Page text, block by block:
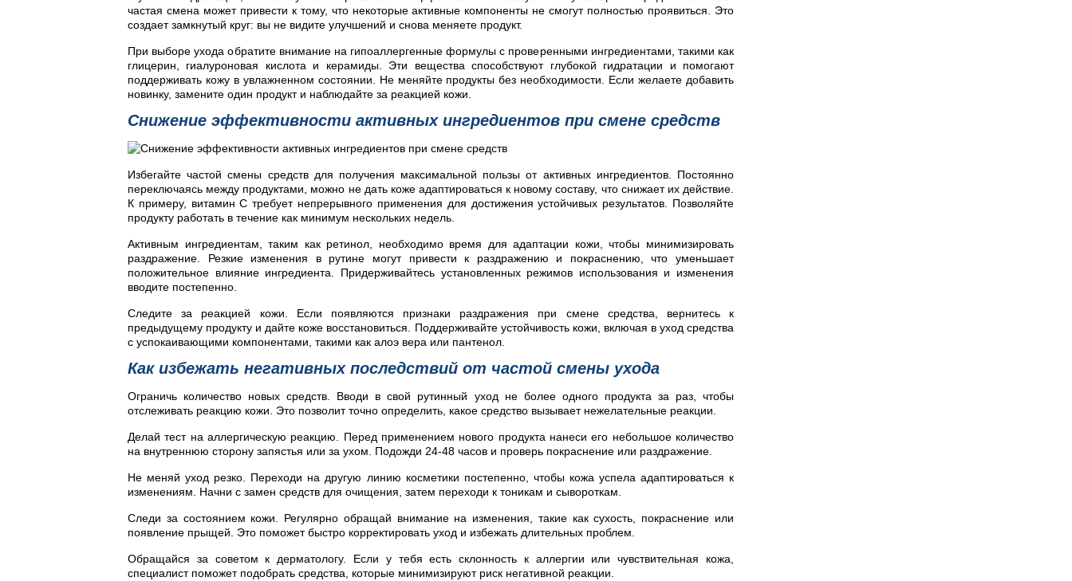
частая смена может привести к тому, что некоторые активные компоненты не смогут полностью проявиться. Это
создает замкнутый круг: вы не видите улучшений и снова меняете продукт.
При выборе ухода обратите внимание на гипоаллергенные формулы с проверенными ингредиентами, такими как
глицерин, гиалуроновая кислота и керамиды. Эти вещества способствуют глубокой гидратации и помогают
поддерживать кожу в увлажненном состоянии. Не меняйте продукты без необходимости. Если желаете добавить
новинку, замените один продукт и наблюдайте за реакцией кожи.
Снижение эффективности активных ингредиентов при смене средств
Избегайте частой смены средств для получения максимальной пользы от активных ингредиентов. Постоянно
переключаясь между продуктами, можно не дать коже адаптироваться к новому составу, что снижает их действие.
К примеру, витамин C требует непрерывного применения для достижения устойчивых результатов. Позволяйте
продукту работать в течение как минимум нескольких недель.
Активным ингредиентам, таким как ретинол, необходимо время для адаптации кожи, чтобы минимизировать
раздражение. Резкие изменения в рутине могут привести к раздражению и покраснению, что уменьшает
положительное влияние ингредиента. Придерживайтесь установленных режимов использования и изменения
вводите постепенно.
Следите за реакцией кожи. Если появляются признаки раздражения при смене средства, вернитесь к
предыдущему продукту и дайте коже восстановиться. Поддерживайте устойчивость кожи, включая в уход средства
с успокаивающими компонентами, такими как алоэ вера или пантенол.
Как избежать негативных последствий от частой смены ухода
Ограничь количество новых средств. Вводи в свой рутинный уход не более одного продукта за раз, чтобы
отслеживать реакцию кожи. Это позволит точно определить, какое средство вызывает нежелательные реакции.
Делай тест на аллергическую реакцию. Перед применением нового продукта нанеси его небольшое количество
на внутреннюю сторону запястья или за ухом. Подожди 24-48 часов и проверь покраснение или раздражение.
Не меняй уход резко. Переходи на другую линию косметики постепенно, чтобы кожа успела адаптироваться к
изменениям. Начни с замен средств для очищения, затем переходи к тоникам и сывороткам.
Следи за состоянием кожи. Регулярно обращай внимание на изменения, такие как сухость, покраснение или
появление прыщей. Это поможет быстро корректировать уход и избежать длительных проблем.
Обращайся за советом к дерматологу. Если у тебя есть склонность к аллергии или чувствительная кожа,
специалист поможет подобрать средства, которые минимизируют риск негативной реакции.